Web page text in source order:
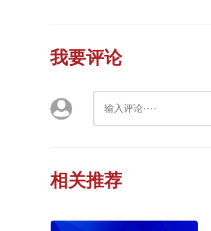
我要评论
相关推荐